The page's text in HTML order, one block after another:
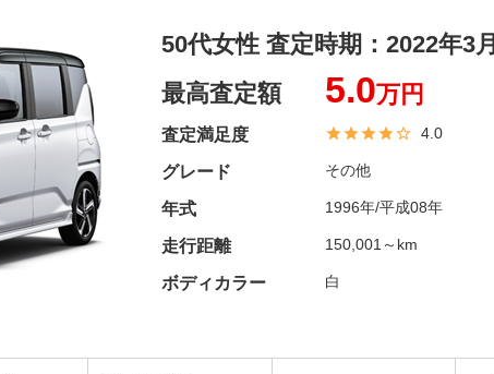
50代女性 査定時期： 2022年3月
最高査定額
5.0万円
査定満足度 4.0
グレード その他
年式 1996年/平成08年
走行距離 150,001～km
ボディカラー 白